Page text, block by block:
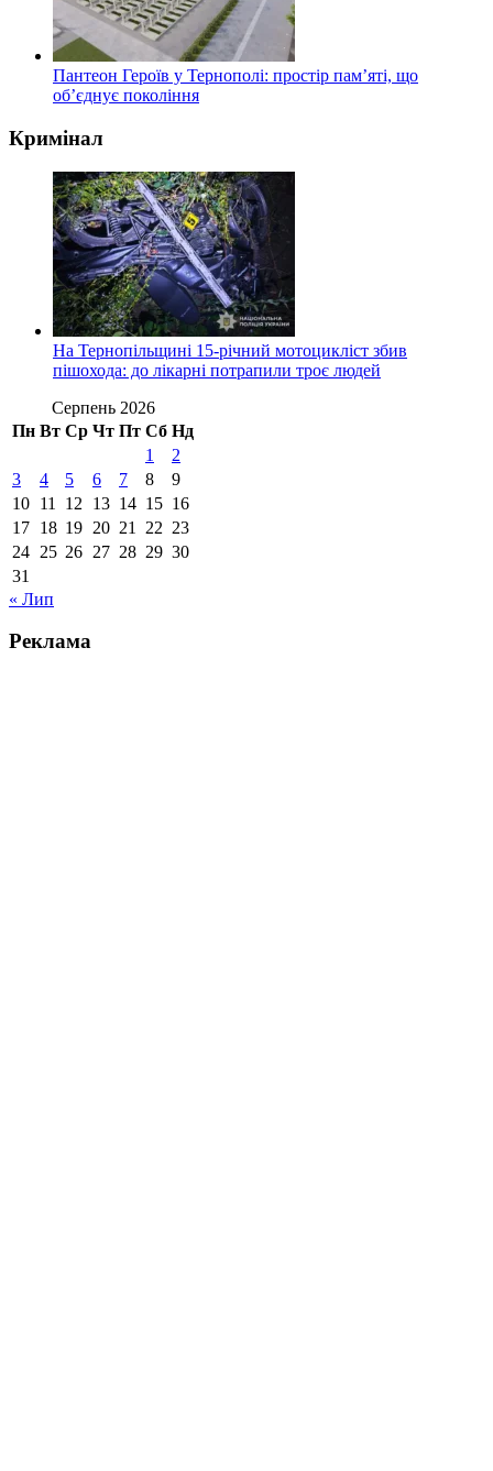
Пантеон Героїв у Тернополі: простір пам’яті, що
об’єднує покоління
Кримінал
На Тернопільщині 15-річний мотоцикліст збив
пішохода: до лікарні потрапили троє людей
Серпень 2026
Пн Вт Ср Чт Пт Сб Нд
1
2
3
4 5 6 7 8
9
10 11 12 13 14 15 16
17 18 19 20 21 22 23
24 25 26 27 28 29 30
31
« Лип
Реклама